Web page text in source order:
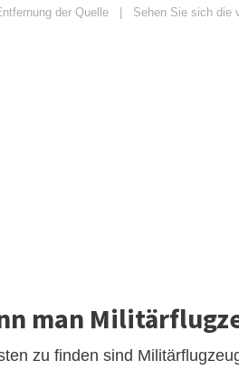
der Quelle Sehen Sie sich die
man
zu finden sind